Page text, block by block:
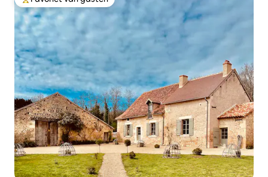
Topfavoriet van gasten